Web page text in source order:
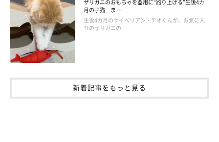
ザリガニのおもちゃを器用に“釣り上げる”生後4カ
月の子猫 ま …
生後4カ月のサイベリアン・テオくんが、お気に入
りのザリガニの …
新着記事をもっと見る